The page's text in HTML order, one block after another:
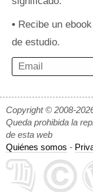
• Recibe un
de estudio.
Copyright © 2008-
Queda prohibida la
de esta web
Quiénes somos -